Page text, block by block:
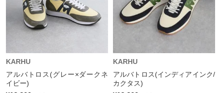
KARHU
アルバトロス(グレー×ダークネ
イビー)
KARHU
アルバトロス(インディアインク/
カクタス)